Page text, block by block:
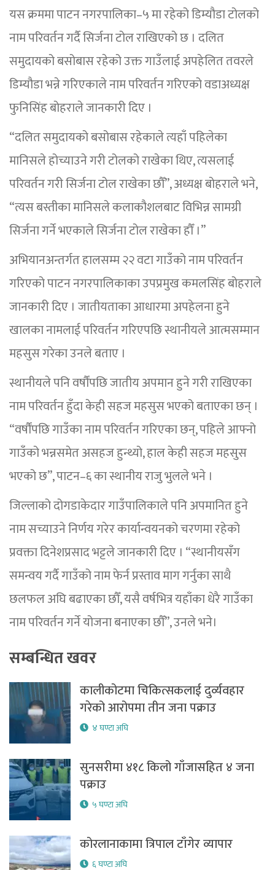
यस क्रममा पाटन नगरपालिका–५ मा रहेको डिम्यौडा टोलको
नाम परिवर्तन गर्दै सिर्जना टोल राखिएको छ । दलित
समुदायको बसोबास रहेको उक्त गाउँलाई अपहेलित तवरले
डिम्यौडा भन्ने गरिएकाले नाम परिवर्तन गरिएको वडाअध्यक्ष
फुनिसिंह बोहराले जानकारी दिए ।
“दलित समुदायको बसोबास रहेकाले त्यहाँ पहिलेका
मानिसले होच्याउने गरी टोलको राखेका थिए, त्यसलाई
परिवर्तन गरी सिर्जना टोल राखेका छौँ”, अध्यक्ष बोहराले भने,
“त्यस बस्तीका मानिसले कलाकौशलबाट विभिन्न सामग्री
सिर्जना गर्ने भएकाले सिर्जना टोल राखेका हौँ ।”
अभियानअन्तर्गत हालसम्म २२ वटा गाउँको नाम परिवर्तन
गरिएको पाटन नगरपालिकाका उपप्रमुख कमलसिंह बोहराले
जानकारी दिए । जातीयताका आधारमा अपहेलना हुने
खालका नामलाई परिवर्तन गरिएपछि स्थानीयले आत्मसम्मान
महसुस गरेका उनले बताए ।
स्थानीयले पनि वर्षौंपछि जातीय अपमान हुने गरी राखिएका
नाम परिवर्तन हुँदा केही सहज महसुस भएको बताएका छन् ।
“वर्षौंपछि गाउँका नाम परिवर्तन गरिएका छन्, पहिले आफ्नो
गाउँको भन्नसमेत असहज हुन्थ्यो, हाल केही सहज महसुस
भएको छ”, पाटन–६ का स्थानीय राजु भुलले भने ।
जिल्लाको दोगडाकेदार गाउँपालिकाले पनि अपमानित हुने
नाम सच्याउने निर्णय गरेर कार्यान्वयनको चरणमा रहेको
प्रवक्ता दिनेशप्रसाद भट्टले जानकारी दिए । “स्थानीयसँग
समन्वय गर्दै गाउँको नाम फेर्न प्रस्ताव माग गर्नुका साथै
छलफल अघि बढाएका छौँ, यसै वर्षभित्र यहाँका धेरै गाउँका
नाम परिवर्तन गर्ने योजना बनाएका छौँ”, उनले भने।
सम्बन्धित खवर
कालीकोटमा चिकित्सकलाई दुर्व्यवहार
गरेको आरोपमा तीन जना पक्राउ
४ घण्टा अघि
सुनसरीमा ४१८ किलो गाँजासहित ४ जना
पक्राउ
५ घण्टा अघि
कोरलानाकामा त्रिपाल टाँगेर व्यापार
६ घण्टा अघि